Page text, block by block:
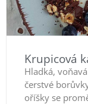
Krupicová
Hladká,
čerstvé
oříšky se